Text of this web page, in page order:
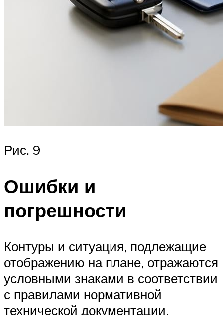
Рис. 9
Ошибки и
погрешности
Контуры и ситуация, подлежащие
отображению на плане, отражаются
условными знаками в соответствии
с правилами нормативной
технической документации.